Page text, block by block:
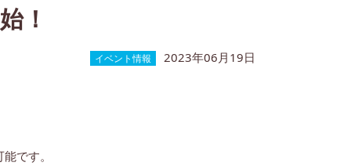
！
イベント情報 2023年06月19日
です。